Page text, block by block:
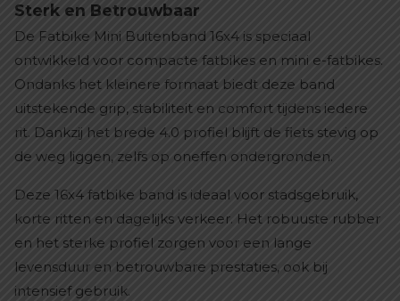
Sterk en Betrouwbaar
De Fatbike Mini Buitenband 16x4 is speciaal
ontwikkeld voor compacte fatbikes en mini e-fatbikes.
Ondanks het kleinere formaat biedt deze band
uitstekende grip, stabiliteit en comfort tijdens iedere
rit. Dankzij het brede 4.0 profiel blijft de fiets stevig op
de weg liggen, zelfs op oneffen ondergronden.
Deze 16x4 fatbike band is ideaal voor stadsgebruik,
korte ritten en dagelijks verkeer. Het robuuste rubber
en het sterke profiel zorgen voor een lange
levensduur en betrouwbare prestaties, ook bij
intensief gebruik.